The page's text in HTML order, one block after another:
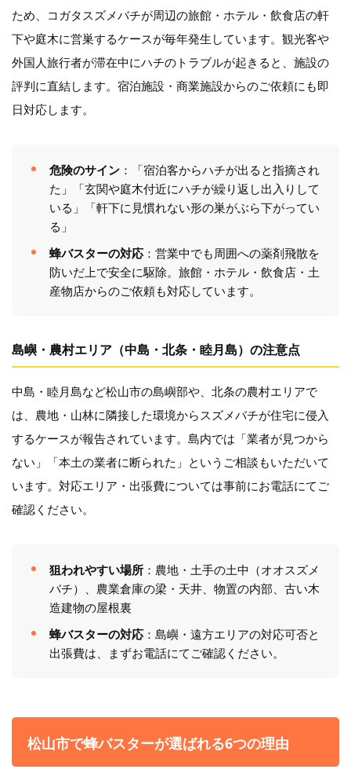
ため、コガタスズメバチが周辺の旅館・ホテル・飲食店の軒
下や庭木に営巣するケースが毎年発生しています。観光客や
外国人旅行者が滞在中にハチのトラブルが起きると、施設の
評判に直結します。宿泊施設・商業施設からのご依頼にも即
日対応します。
危険のサイン：「宿泊客からハチが出ると指摘され
た」「玄関や庭木付近にハチが繰り返し出入りして
いる」「軒下に見慣れない形の巣がぶら下がってい
る」
蜂バスターの対応：営業中でも周囲への薬剤飛散を
防いだ上で安全に駆除。旅館・ホテル・飲食店・土
産物店からのご依頼も対応しています。
島嶼・農村エリア（中島・北条・睦月島）の注意点
中島・睦月島など松山市の島嶼部や、北条の農村エリアで
は、農地・山林に隣接した環境からスズメバチが住宅に侵入
するケースが報告されています。島内では「業者が見つから
ない」「本土の業者に断られた」というご相談もいただいて
います。対応エリア・出張費については事前にお電話にてご
確認ください。
狙われやすい場所：農地・土手の土中（オオスズメ
バチ）、農業倉庫の梁・天井、物置の内部、古い木
造建物の屋根裏
蜂バスターの対応：島嶼・遠方エリアの対応可否と
出張費は、まずお電話にてご確認ください。
松山市で蜂バスターが選ばれる6つの理由